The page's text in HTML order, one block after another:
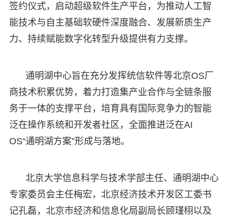
签约仪式，启动超级软件生产平台，为推动人工智
能技术与自主基础软硬件深度融合、发展新质生产
力、持续赋能数字化转型升级提供有力支撑。
通明湖中心旨在充分发挥统信软件等北京OS厂
商技术积累优势，着力打造集产业合作与全链条服
务于一体的支撑平台，培育具有国际竞争力的智能
泛在操作系统和开发者社区，全面推进泛在AI
OS“通明湖方案”形成与落地。
北京大学信息科学与技术学部主任、通明湖中心
专家委员会主任梅宏，北京经济技术开发区工委书
记孔磊，北京市经济和信息化局副局长顾瑾栩以及